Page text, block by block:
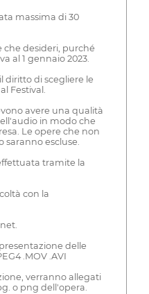
massima di 30
che desideri, purché
al 1 gennaio 2023.
diritto di scegliere le
Festival.
avere una qualità
in modo che
Le opere che non
saranno escluse.
tramite la
con la
delle
.MOV .AVI
verranno allegati
o png dell'opera.